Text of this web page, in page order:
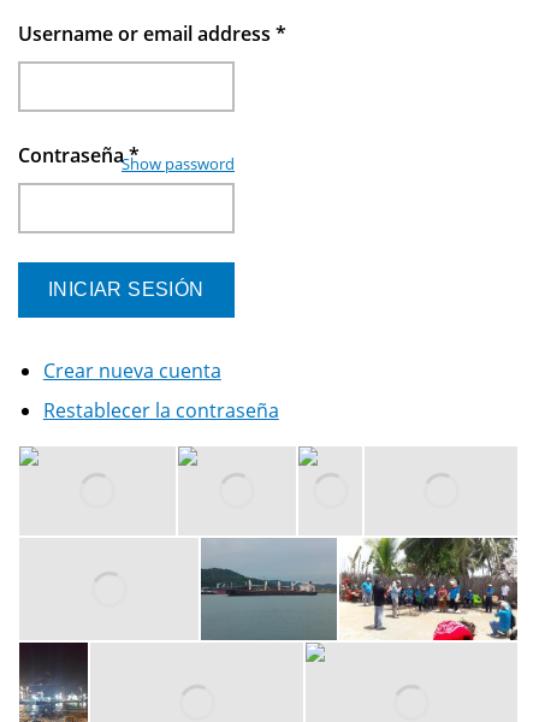
Username or email address *
Contraseña*
Show password
Crear nueva cuenta
Restablecer la contraseña